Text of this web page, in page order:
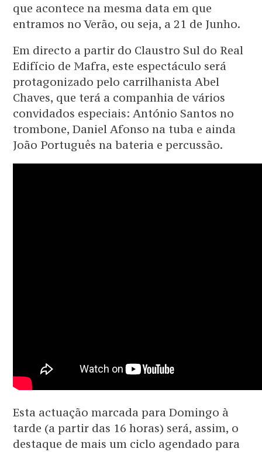
que acontece na mesma data em que
entramos no Verão, ou seja, a 21 de Junho.
Em directo a partir do Claustro Sul do Real
Edifício de Mafra, este espectáculo será
protagonizado pelo carrilhanista Abel
Chaves, que terá a companhia de vários
convidados especiais: António Santos no
trombone, Daniel Afonso na tuba e ainda
João Português na bateria e percussão.
Esta actuação marcada para Domingo à
tarde (a partir das 16 horas) será, assim, o
destaque de mais um ciclo agendado para